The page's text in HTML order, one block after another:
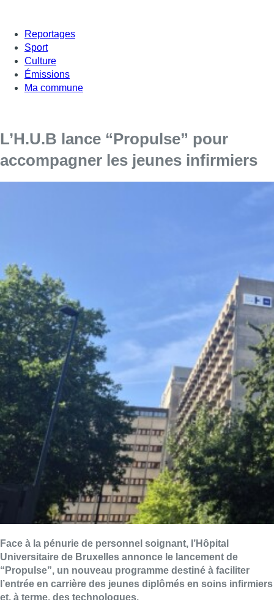
Reportages
Sport
Culture
Émissions
Ma commune
L’H.U.B lance “Propulse” pour
accompagner les jeunes infirmiers
Face à la pénurie de personnel soignant, l’Hôpital
Universitaire de Bruxelles annonce le lancement de
“Propulse”, un nouveau programme destiné à faciliter
l’entrée en carrière des jeunes diplômés en soins infirmiers
et, à terme, des technologues.